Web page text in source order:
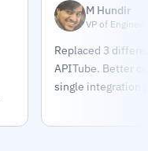
M Hundir
VP of
Replaced 3
APITube. Better
single integration